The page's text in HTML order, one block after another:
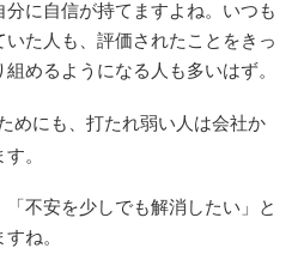
に自信が持てますよね。いつも
た人も、評価されたことをきっ
めるようになる人も多いはず。
めにも、打たれ弱い人は会社か
。
「不安を少しでも解消したい」と
ね。